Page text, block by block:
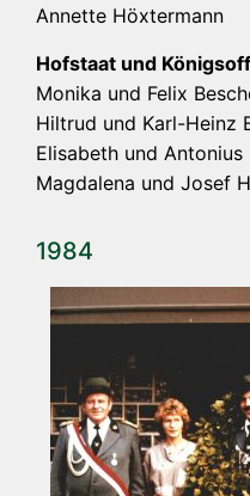
Annet­te Höxtermann
Hof­staat und
Moni­ka und Felix
Hil­trud und Karl-Heinz
Eli­sa­beth und Anto­ni­us
Mag­da­le­na und Josef
1984